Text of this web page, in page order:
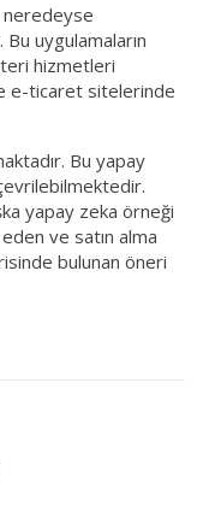
neredeyse
Bu uygulamaların
hizmetleri
e-ticaret sitelerinde
Bu yapay
yapay zeka örneği
ve satın alma
bulunan öneri